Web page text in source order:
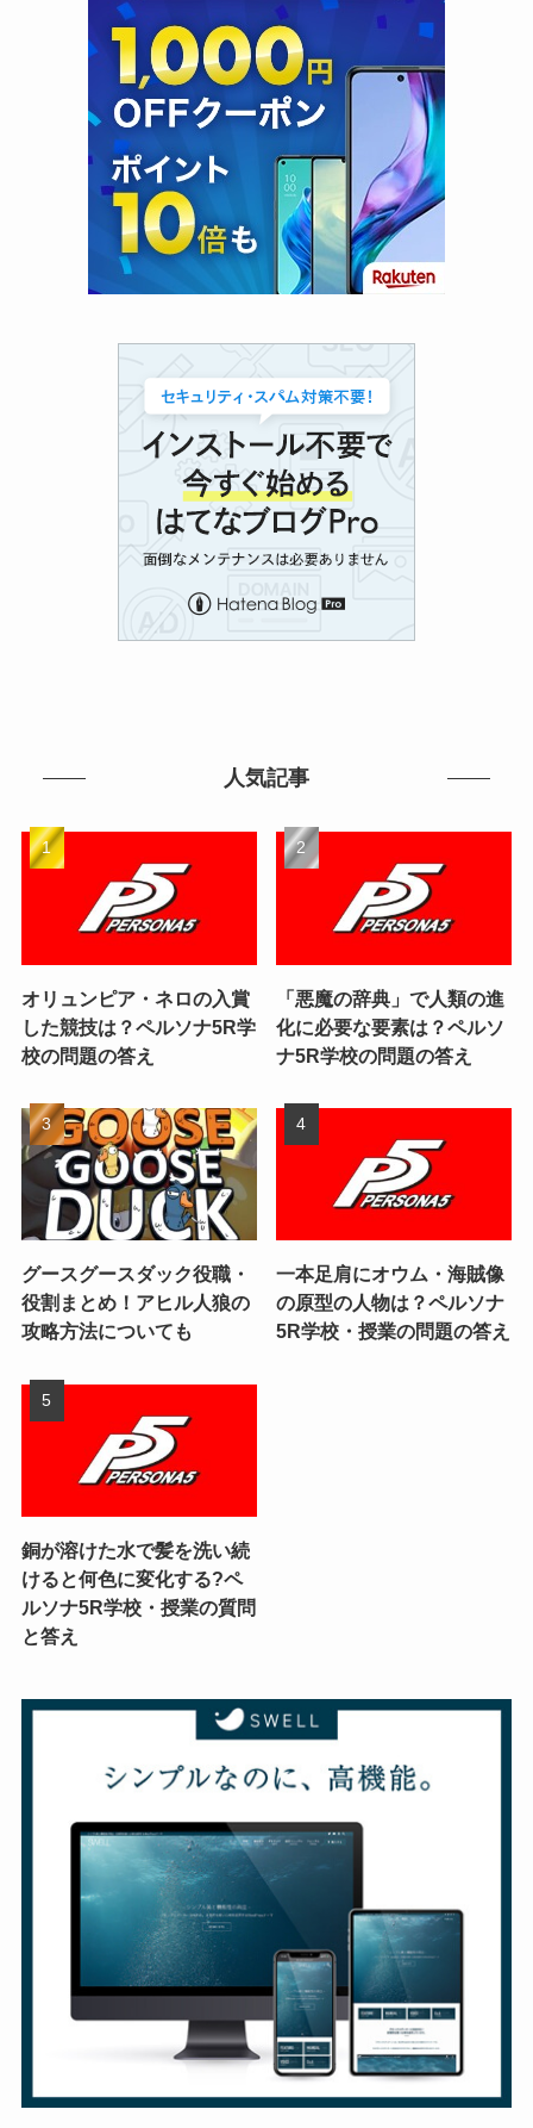
人気記事
オリュンピア・ネロの入賞
した競技は？ペルソナ5R学
校の問題の答え
「悪魔の辞典」で人類の進
化に必要な要素は？ペルソ
ナ5R学校の問題の答え
グースグースダック役職・
役割まとめ！アヒル人狼の
攻略方法についても
一本足肩にオウム・海賊像
の原型の人物は？ペルソナ
5R学校・授業の問題の答え
銅が溶けた水で髪を洗い続
けると何色に変化する?ペ
ルソナ5R学校・授業の質問
と答え